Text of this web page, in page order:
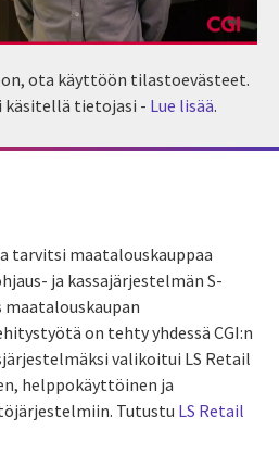
ota käyttöön tilastoevästeet.
käsitellä tietojasi - Lue lisää.
tarvitsi maatalouskauppaa
ja kassajärjestelmän S-
on tehty yhdessä CGI:n
valikoitui LS Retail
helppokäyttöinen ja
Tutustu LS Retail